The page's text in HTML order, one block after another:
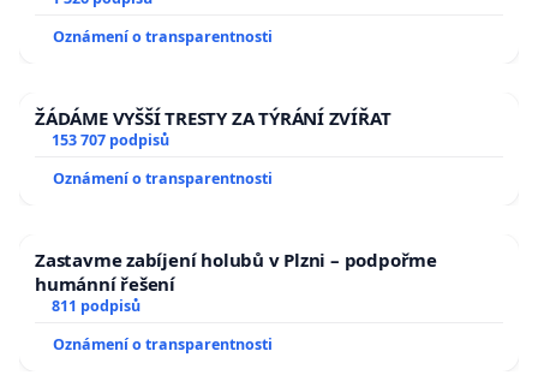
Oznámení o transparentnosti
ŽÁDÁME VYŠŠÍ TRESTY ZA TÝRÁNÍ ZVÍŘAT
153 707 podpisů
Oznámení o transparentnosti
Zastavme zabíjení holubů v Plzni – podpořme
humánní řešení
811 podpisů
Oznámení o transparentnosti